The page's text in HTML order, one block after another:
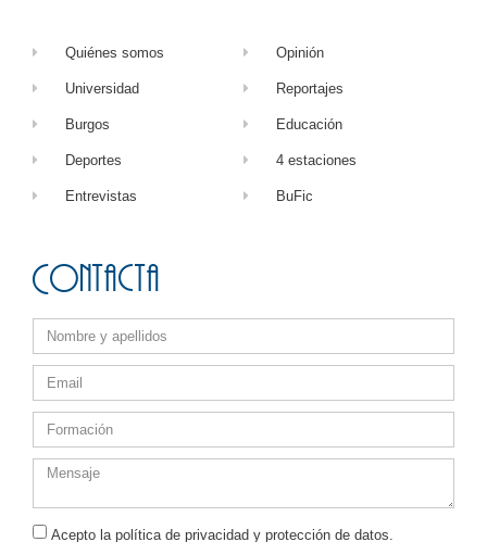
Quiénes somos
Universidad
Burgos
Deportes
Entrevistas
Opinión
Reportajes
Educación
4 estaciones
BuFic
Contacta
Acepto la política de privacidad y protección de datos.